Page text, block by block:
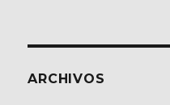
ARCHIVOS